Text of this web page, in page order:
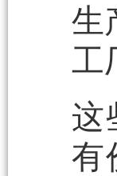
生
工
这
有